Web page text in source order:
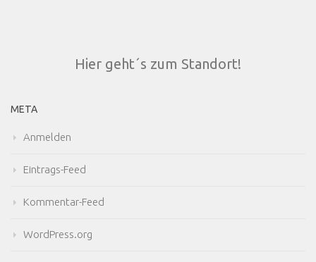
Hier geht´s zum Standort!
META
Anmelden
Eintrags-Feed
Kommentar-Feed
WordPress.org